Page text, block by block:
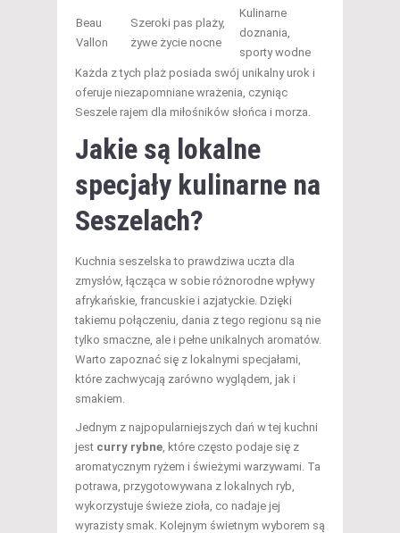
Beau
Vallon
Szeroki pas plaży,
żywe życie nocne
Kulinarne
doznania,
sporty wodne
Każda z tych plaż posiada swój unikalny urok i
oferuje niezapomniane wrażenia, czyniąc
Seszele rajem dla miłośników słońca i morza.
Jakie są lokalne
specjały kulinarne na
Seszelach?
Kuchnia seszelska to prawdziwa uczta dla
zmysłów, łącząca w sobie różnorodne wpływy
afrykańskie, francuskie i azjatyckie. Dzięki
takiemu połączeniu, dania z tego regionu są nie
tylko smaczne, ale i pełne unikalnych aromatów.
Warto zapoznać się z lokalnymi specjałami,
które zachwycają zarówno wyglądem, jak i
smakiem.
Jednym z najpopularniejszych dań w tej kuchni
jest curry rybne, które często podaje się z
aromatycznym ryżem i świeżymi warzywami. Ta
potrawa, przygotowywana z lokalnych ryb,
wykorzystuje świeże zioła, co nadaje jej
wyrazisty smak. Kolejnym świetnym wyborem są